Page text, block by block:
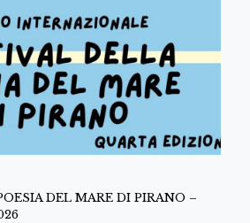
DEL MARE DI PIRANO –